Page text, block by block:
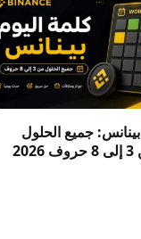
جميع الحلول